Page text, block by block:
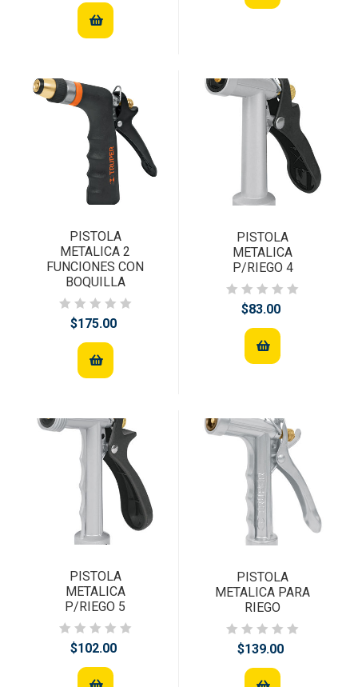
PISTOLA
METALICA 2
FUNCIONES CON
BOQUILLA
$175.00
PISTOLA
METALICA
P/RIEGO 4
$83.00
PISTOLA
METALICA
P/RIEGO 5
$102.00
PISTOLA
METALICA PARA
RIEGO
$139.00